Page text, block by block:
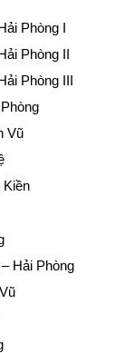
Phòng I
Phòng II
Phòng III
Vũ
Kiền
Hải Phòng